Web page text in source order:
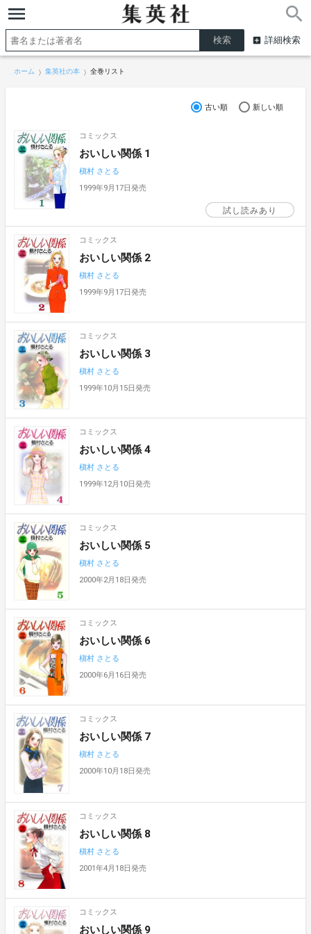
詳細検索
ホーム 集英社の本 全巻リスト
古い順 新しい順
コミックス
おいしい関係 1
槇村 さとる
1999年9月17日発売
試し読みあり
コミックス
おいしい関係 2
槇村 さとる
1999年9月17日発売
コミックス
おいしい関係 3
槇村 さとる
1999年10月15日発売
コミックス
おいしい関係 4
槇村 さとる
1999年12月10日発売
コミックス
おいしい関係 5
槇村 さとる
2000年2月18日発売
コミックス
おいしい関係 6
槇村 さとる
2000年6月16日発売
コミックス
おいしい関係 7
槇村 さとる
2000年10月18日発売
コミックス
おいしい関係 8
槇村 さとる
2001年4月18日発売
コミックス
おいしい関係 9